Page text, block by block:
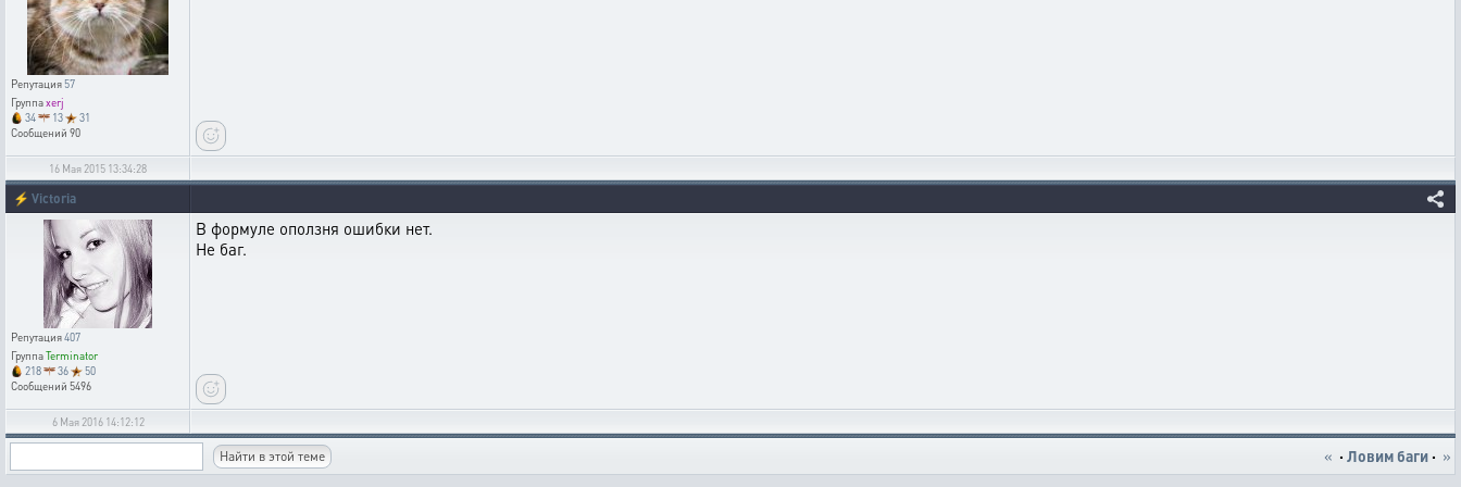
Репутация 57
Группаxerj
34
13
31
Сообщений 90
16 Мая 2015 13:34:28
⚡ Victoria
Репутация407
ГруппаTerminator
218
36
50
Сообщений 5496
В формуле оползня ошибки нет.
Не баг.
6 Мая 2016 14:12:12
« · Ловим баги · »